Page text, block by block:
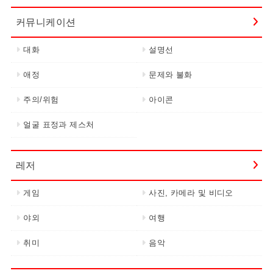
커뮤니케이션
대화 설명선
애정 문제와 불화
주의/위험 아이콘
얼굴 표정과 제스처
레저
게임 사진, 카메라 및 비디오
야외 여행
취미 음악